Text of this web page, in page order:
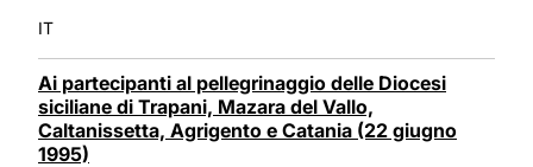
IT
Ai partecipanti al pellegrinaggio delle Diocesi
siciliane di Trapani, Mazara del Vallo,
Caltanissetta, Agrigento e Catania (22 giugno
1995)